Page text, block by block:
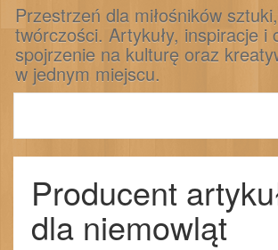
Przestrzeń dla miłośników
twórczości. Artykuły, inspiracje i
spojrzenie na kulturę oraz
w jednym miejscu.
Producent
dla niemowląt